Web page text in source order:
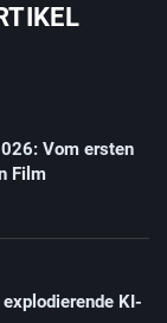
Vom ersten
Film
KI-